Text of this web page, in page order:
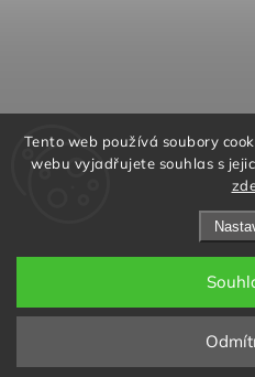
Tento web používá soubory
webu vyjadřujete souhlas s
Obchodní podmínky
Podmínky
Copyright 2026Rafity.cz.
Upravit
Aktivujte kód
stránce produktu nebo
získejte slevu 15% na